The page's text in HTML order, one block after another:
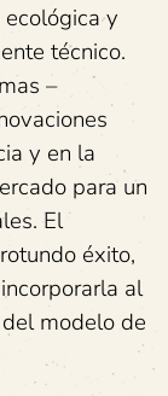
y
técnico.
–
y en la
para un
El
éxito,
al
modelo de